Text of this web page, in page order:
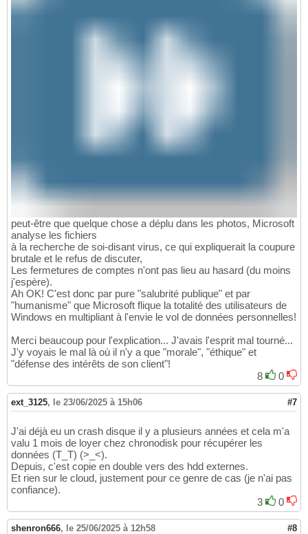
peut-être que quelque chose a déplu dans les photos, Microsoft
analyse les fichiers
à la recherche de soi-disant virus, ce qui expliquerait la coupure
brutale et le refus de discuter,
Les fermetures de comptes n'ont pas lieu au hasard (du moins
j'espère).
Ah OK! C'est donc par pure "salubrité publique" et par
"humanisme" que Microsoft flique la totalité des utilisateurs de
Windows en multipliant à l'envie le vol de données personnelles!
Merci beaucoup pour l'explication... J'avais l'esprit mal tourné...
J'y voyais le mal là où il n'y a que "morale", "éthique" et
"défense des intérêts de son client"!
8
0
ext_3125, le 23/06/2025 à 15h06 #7
J'ai déjà eu un crash disque il y a plusieurs années et cela m'a
valu 1 mois de loyer chez chronodisk pour récupérer les
données (T_T) (>_<).
Depuis, c'est copie en double vers des hdd externes.
Et rien sur le cloud, justement pour ce genre de cas (je n'ai pas
confiance).
3
0
shenron666, le 25/06/2025 à 12h58 #8